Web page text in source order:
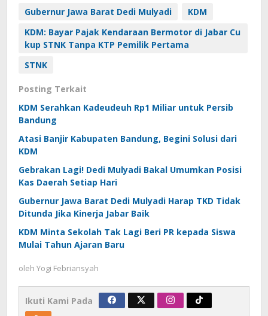
Gubernur Jawa Barat Dedi Mulyadi
KDM
KDM: Bayar Pajak Kendaraan Bermotor di Jabar Cu
kup STNK Tanpa KTP Pemilik Pertama
STNK
Posting Terkait
KDM Serahkan Kadeudeuh Rp1 Miliar untuk Persib
Bandung
Atasi Banjir Kabupaten Bandung, Begini Solusi dari
KDM
Gebrakan Lagi! Dedi Mulyadi Bakal Umumkan Posisi
Kas Daerah Setiap Hari
Gubernur Jawa Barat Dedi Mulyadi Harap TKD Tidak
Ditunda Jika Kinerja Jabar Baik
KDM Minta Sekolah Tak Lagi Beri PR kepada Siswa
Mulai Tahun Ajaran Baru
oleh Yogi Febriansyah
Ikuti Kami Pada